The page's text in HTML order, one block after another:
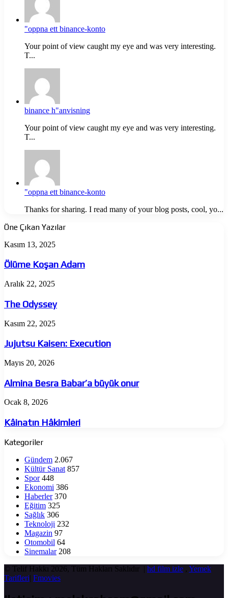
"oppna ett binance-konto
Your point of view caught my eye and was very interesting.
T...
binance h"anvisning
Your point of view caught my eye and was very interesting.
T...
"oppna ett binance-konto
Thanks for sharing. I read many of your blog posts, cool, yo...
Öne Çıkan Yazılar
Ölüme
Adam
Kasım 13, 2025
Ölüme Koşan Adam
The
Aralık 22, 2025
The Odyssey
Jujutsu
Execution
Kasım 22, 2025
Jujutsu Kaisen: Execution
Almina
Babar’a
büyük
onur
Mayıs 20, 2026
Almina Besra Babar’a büyük onur
Kâinatın
Ocak 8, 2026
Kâinatın Hâkimleri
Kategoriler
Gündem 2.067
Kültür Sanat 857
Spor 448
Ekonomi 386
Haberler 370
Eğitim 325
Sağlık 306
Teknoloji 232
Magazin 97
Otomobil 64
Sinemalar 208
© Telif Hakkı 2026, Tüm Hakları Saklıdır | hd film izle , Yemek
Tarifleri| Fmovies